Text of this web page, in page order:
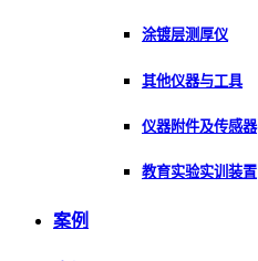
涂镀层测厚仪
其他仪器与工具
仪器附件及传感器
教育实验实训装置
案例